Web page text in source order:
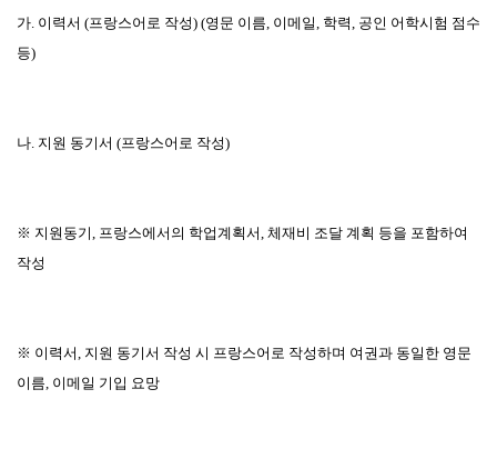
가. 이력서 (프랑스어로 작성) (영문 이름, 이메일, 학력, 공인 어학시험 점수
등)
나. 지원 동기서 (프랑스어로 작성)
※ 지원동기, 프랑스에서의 학업계획서, 체재비 조달 계획 등을 포함하여
작성
※ 이력서, 지원 동기서 작성 시 프랑스어로 작성하며 여권과 동일한 영문
이름, 이메일 기입 요망